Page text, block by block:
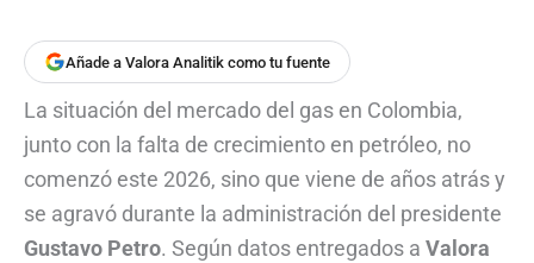
Añade a Valora Analitik como tu fuente
La situación del mercado del gas en Colombia,
junto con la falta de crecimiento en petróleo, no
comenzó este 2026, sino que viene de años atrás y
se agravó durante la administración del presidente
Gustavo Petro. Según datos entregados a Valora